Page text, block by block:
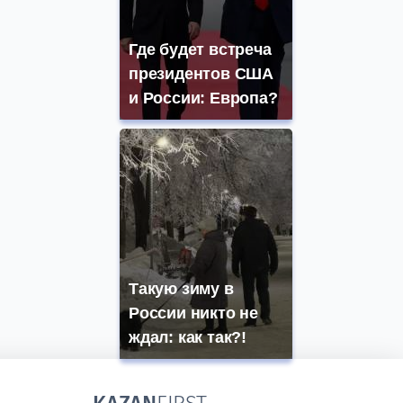
Где будет встреча
президентов США
и России: Европа?
Такую зиму в
России никто не
ждал: как так?!